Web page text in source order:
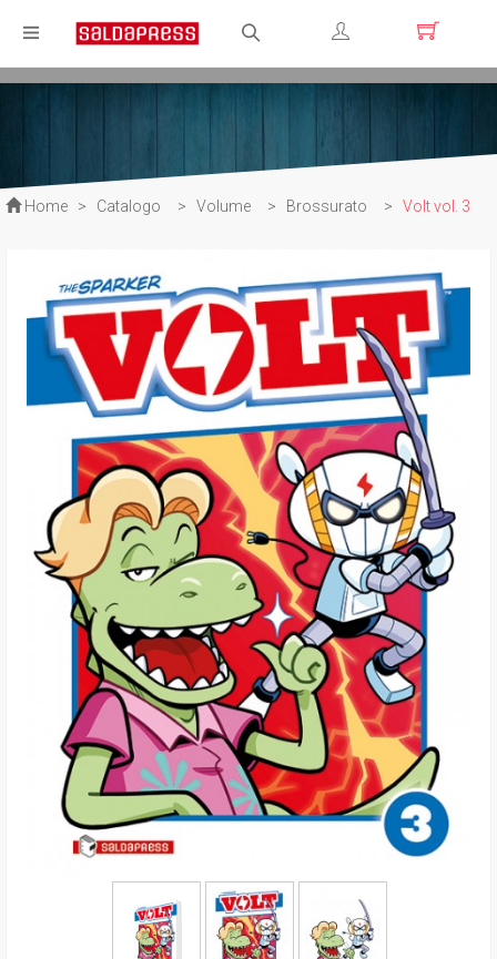
Registrati
Home > Catalogo > Volume > Brossurato > Volt vol. 3